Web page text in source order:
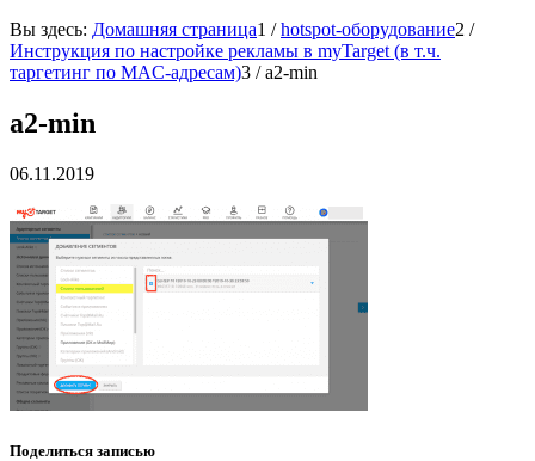
Вы здесь: Домашняя страница1 / hotspot-оборудование2 /
Инструкция по настройке рекламы в myTarget (в т.ч.
таргетинг по MAC-адресам)3 / а2-min
а2-min
06.11.2019
Поделиться записью